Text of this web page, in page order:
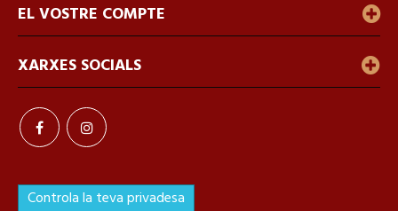
EL VOSTRE COMPTE
XARXES SOCIALS
Controla la teva privadesa